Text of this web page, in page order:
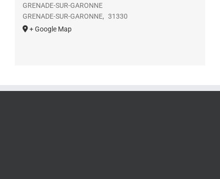
GRENADE-SUR-GARONNE
GRENADE-SUR-GARONNE, 31330
+ Google Map